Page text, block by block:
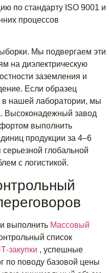
по стандарту ISO 9001 и
процессов
Мы подвергаем эти
на диэлектрическую
заземления и
Если образец
в нашей лаборатории, мы
Высоконадежный завод
выполнить
продукции за 4–6
серьезной глобальной
с логистикой.
выполнить Массовый
список
закупки , успешные
по поводу базовой цены